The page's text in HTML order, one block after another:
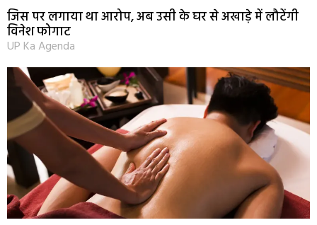
जिस पर लगाया था आरोप, अब उसी के घर से अखाड़े में लौटेंगी
विनेश फोगाट
UP Ka Agenda